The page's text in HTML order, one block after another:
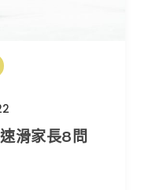
滑家長8問